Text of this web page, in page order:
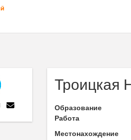
Троицкая
Образование
Работа
Местонахождение